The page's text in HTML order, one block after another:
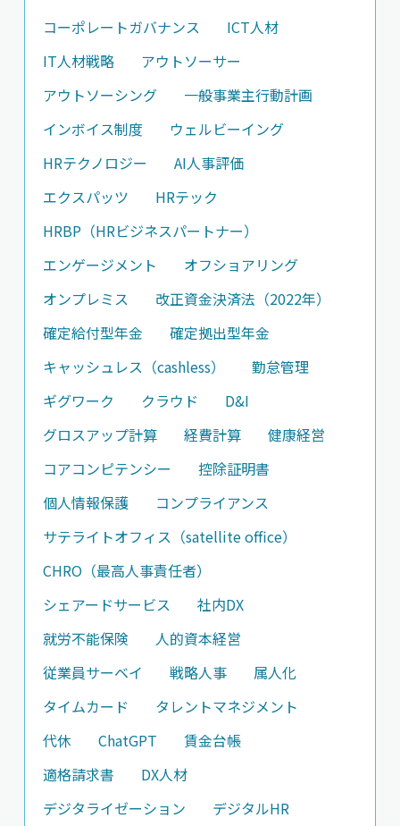
コーポレートガバナンス
ICT人材
IT人材戦略
アウトソーサー
アウトソーシング
一般事業主行動計画
インボイス制度
ウェルビーイング
HRテクノロジー
AI人事評価
エクスパッツ
HRテック
HRBP（HRビジネスパートナー）
エンゲージメント
オフショアリング
オンプレミス
改正資金決済法（2022年）
確定給付型年金
確定拠出型年金
キャッシュレス（cashless）
勤怠管理
ギグワーク
クラウド
D&I
グロスアップ計算
経費計算
健康経営
コアコンピテンシー
控除証明書
個人情報保護
コンプライアンス
サテライトオフィス（satellite office）
CHRO（最高人事責任者）
シェアードサービス
社内DX
就労不能保険
人的資本経営
従業員サーベイ
戦略人事
属人化
タイムカード
タレントマネジメント
代休
ChatGPT
賃金台帳
適格請求書
DX人材
デジタライゼーション
デジタルHR